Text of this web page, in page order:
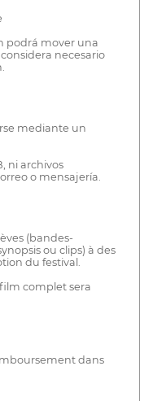
podrá mover una
necesario
mediante un
ni archivos
o mensajería.
(bandes-
ou clips) à des
du festival.
complet sera
dans